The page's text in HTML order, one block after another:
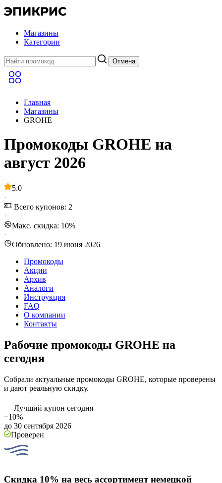
Магазины
Категории
Отмена
Главная
Магазины
GROHE
Промокоды GROHE на
август 2026
5.0
·
Всего купонов: 2
·
Макс. скидка: 10%
·
Обновлено: 19 июня 2026
Промокоды
Акции
Архив
Аналоги
Инструкция
FAQ
О компании
Контакты
Рабочие промокоды GROHE на
сегодня
Собрали актуальные промокоды GROHE, которые проверены
и дают реальную скидку.
Лучший купон сегодня
−10%
до 30 сентября 2026
Проверен
Скидка 10% на весь ассортимент немецкой